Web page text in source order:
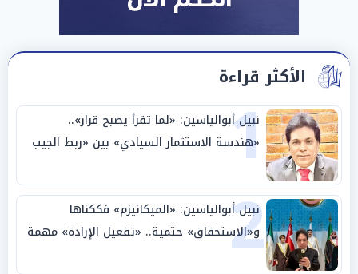
الأكثر قراءة
1
نبيل أبوالياسين: «لما تقرأ يصبح قرار»..
«هندسة الاستثمار السيادي» بين «ربط الجيب
بالوطن» و«سيادة الكلمة»
2
نبيل أبوالياسين: «الميكانيزم» فككناها
و«الاستحقاق» حتمية.. «تفعيل الإرادة» مهمة
الجامعة العربية